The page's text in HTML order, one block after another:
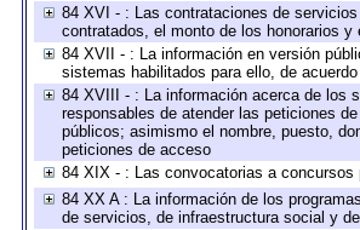
84 XVI - : Las contrataciones de
contratados, el monto de los honorarios y
84 XVII - : La información en versión
sistemas habilitados para ello, de
84 XVIII - : La información acerca de los
responsables de atender las peticiones
públicos; asimismo el nombre, puesto,
peticiones de acceso
84 XIX - : Las convocatorias a
84 XX A : La información de los
de servicios, de infraestructura social y